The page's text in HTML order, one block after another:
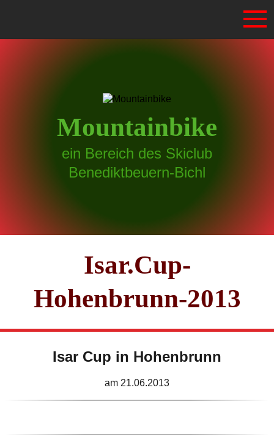
Mountainbike
ein Bereich des Skiclub
Benediktbeuern-Bichl
Isar.Cup-
Hohenbrunn-2013
Isar Cup in Hohenbrunn
am 21.06.2013